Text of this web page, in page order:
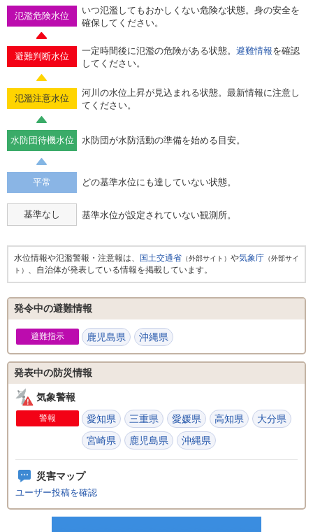
氾濫危険水位
いつ氾濫してもおかしくない危険な状態。身の安全を
確保してください。
避難判断水位
一定時間後に氾濫の危険がある状態。 避難情報を確認
してください。
氾濫注意水位
河川の水位上昇が見込まれる状態。最新情報に注意し
てください。
水防団待機水位 水防団が水防活動の準備を始める目安。
平常 どの基準水位にも達していない状態。
基準なし 基準水位が設定されていない観測所。
水位情報や氾濫警報・注意報は、 国土交通省 （外部サイト） や気象庁 （外部サイ
ト） 、自治体が発表している情報を掲載しています。
発令中の避難情報
避難指示 鹿児島県 沖縄県
発表中の防災情報
気象警報
警報 愛知県 三重県 愛媛県 高知県
大分県
宮崎県
鹿児島県 沖縄県
災害マップ
ユーザー投稿を確認